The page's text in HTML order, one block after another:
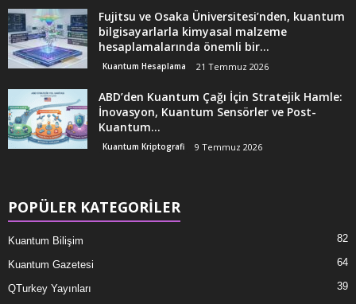
Fujitsu ve Osaka Üniversitesi’nden, kuantum
bilgisayarlarla kimyasal malzeme
hesaplamalarında önemli bir...
Kuantum Hesaplama 21 Temmuz 2026
ABD’den Kuantum Çağı İçin Stratejik Hamle:
İnovasyon, Kuantum Sensörler ve Post-
Kuantum...
Kuantum Kriptografi 9 Temmuz 2026
POPÜLER KATEGORİLER
Kuantum Bilişim 82
Kuantum Gazetesi 64
QTurkey Yayınları 39